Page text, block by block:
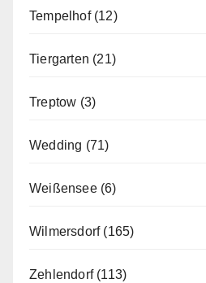
Tempelhof(12)
Tiergarten (21)
Treptow (3)
Wedding (71)
Weißensee(6)
Wilmersdorf(165)
Zehlendorf(113)